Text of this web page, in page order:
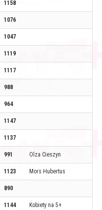
1158
1076
1047
1119
1117
988
964
1147
1137
991 Olza Cieszyn
1123 Mors Hubertus
890
1144 Kobiety na 5+